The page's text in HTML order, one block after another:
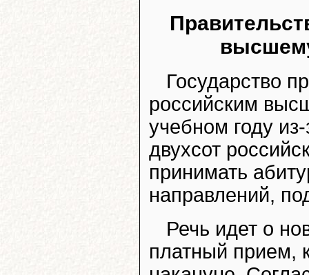
Государство
российским
учебном году
двухсот
принимать
направлений,
Речь идет о
платный прием,